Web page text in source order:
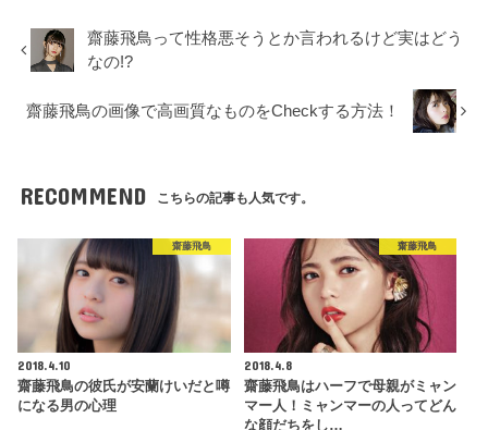
齋藤飛鳥って性格悪そうとか言われるけど実はどう
なの!?
齋藤飛鳥の画像で高画質なものをCheckする方法！
RECOMMEND こちらの記事も人気です。
齋藤飛鳥
2018.4.10
齋藤飛鳥の彼氏が安蘭けいだと噂
になる男の心理
齋藤飛鳥
2018.4.8
齋藤飛鳥はハーフで母親がミャン
マー人！ミャンマーの人ってどん
な顔だちをし…